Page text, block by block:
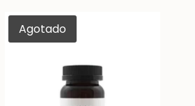
Agotado